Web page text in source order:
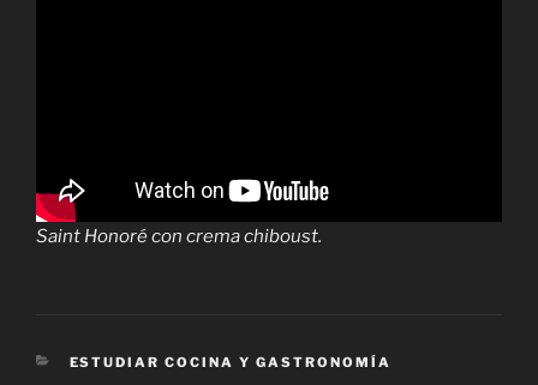
Saint Honoré con crema chiboust.
CATEGORÍAS
ESTUDIAR COCINA Y GASTRONOMÍA